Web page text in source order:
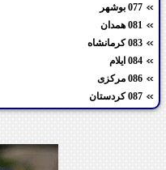
077 بوشهر
081 همدان
083 کرمانشاه
084 ایلام
086 مرکزی
087 کردستان